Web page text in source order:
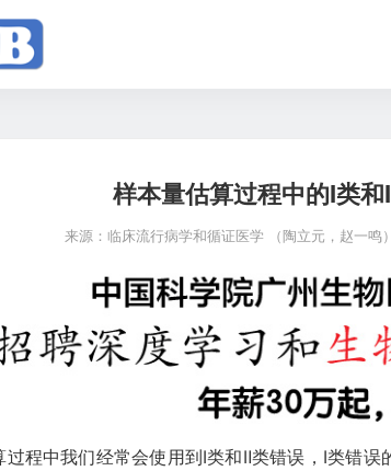
样本量估算过程中的Ⅰ类
来源： 临床流行病学和循证医学 （陶立元，赵一鸣）
程中我们经常会使用到Ⅰ类和Ⅱ类错误，Ⅰ类错